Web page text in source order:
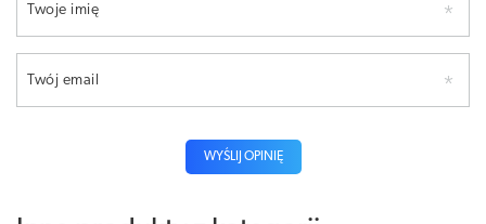
Twoje imię
Twój email
WYŚLIJ OPINIĘ